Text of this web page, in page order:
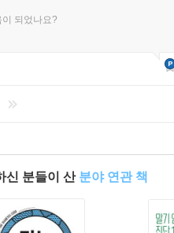
되었나요?
신 분들이 산 분야 연관 책